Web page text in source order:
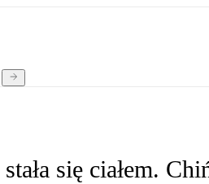
się ciałem.